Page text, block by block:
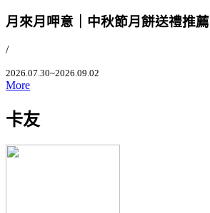
月來月呷意｜中秋節月餅送禮推薦
/
2026.07.30~2026.09.02
More
卡友